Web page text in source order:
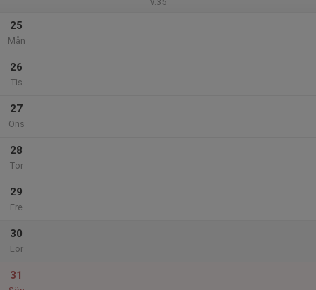
25
Mån
26
Tis
27
Ons
28
Tor
29
Fre
30
Lör
31